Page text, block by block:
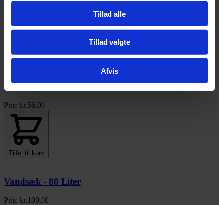
Tillad alle
Tillad valgte
Afvis
Tilføj til kurv
Træpiller - 16 kg
Pris: kr.56,00
Tilføj til kurv
Vandsæk - 80 Liter
Pris: kr.100,00